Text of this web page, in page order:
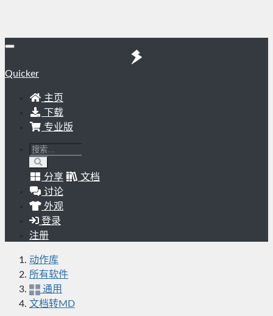
Quicker
主页
下载
专业版
分享
文档
讨论
外观
登录
注册
动作库
所有软件
通用
文档转MD